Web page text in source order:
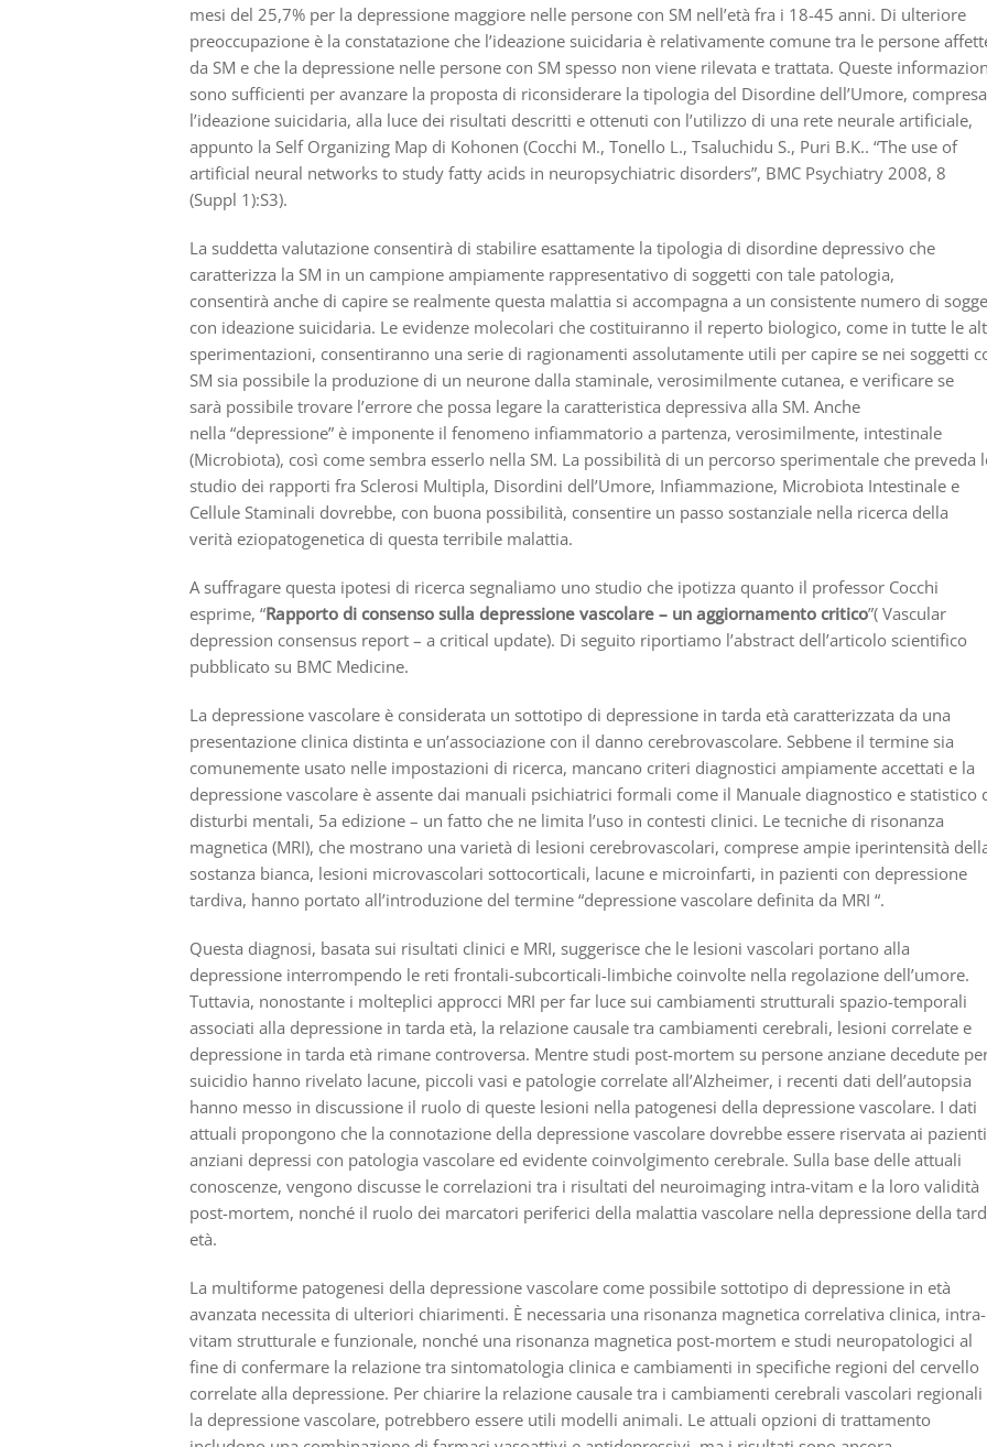
mesi del 25,7% per la depressione maggiore nelle persone con SM nell’età fra i 18-45 anni. Di ulteriore
preoccupazione è la constatazione che l’ideazione suicidaria è relativamente comune tra le persone
da SM e che la depressione nelle persone con SM spesso non viene rilevata e trattata. Queste
sono sufficienti per avanzare la proposta di riconsiderare la tipologia del Disordine dell’Umore, compresa
l’ideazione suicidaria, alla luce dei risultati descritti e ottenuti con l’utilizzo di una rete neurale artificiale,
appunto la Self Organizing Map di Kohonen (Cocchi M., Tonello L., Tsaluchidu S., Puri B.K.. “The use of
artificial neural networks to study fatty acids in neuropsychiatric disorders”, BMC Psychiatry 2008, 8
(Suppl 1):S3).
La suddetta valutazione consentirà di stabilire esattamente la tipologia di disordine depressivo che
caratterizza la SM in un campione ampiamente rappresentativo di soggetti con tale patologia,
consentirà anche di capire se realmente questa malattia si accompagna a un consistente numero di
con ideazione suicidaria. Le evidenze molecolari che costituiranno il reperto biologico, come in tutte le
sperimentazioni, consentiranno una serie di ragionamenti assolutamente utili per capire se nei soggetti
SM sia possibile la produzione di un neurone dalla staminale, verosimilmente cutanea, e verificare se
sarà possibile trovare l’errore che possa legare la caratteristica depressiva alla SM. Anche
nella “depressione” è imponente il fenomeno infiammatorio a partenza, verosimilmente, intestinale
(Microbiota), così come sembra esserlo nella SM. La possibilità di un percorso sperimentale che preveda
studio dei rapporti fra Sclerosi Multipla, Disordini dell’Umore, Infiammazione, Microbiota Intestinale e
Cellule Staminali dovrebbe, con buona possibilità, consentire un passo sostanziale nella ricerca della
verità eziopatogenetica di questa terribile malattia.
A suffragare questa ipotesi di ricerca segnaliamo uno studio che ipotizza quanto il professor Cocchi
esprime, “Rapporto di consenso sulla depressione vascolare – un aggiornamento critico”( Vascular
depression consensus report – a critical update). Di seguito riportiamo l’abstract dell’articolo scientifico
pubblicato su BMC Medicine.
La depressione vascolare è considerata un sottotipo di depressione in tarda età caratterizzata da una
presentazione clinica distinta e un’associazione con il danno cerebrovascolare. Sebbene il termine sia
comunemente usato nelle impostazioni di ricerca, mancano criteri diagnostici ampiamente accettati e la
depressione vascolare è assente dai manuali psichiatrici formali come il Manuale diagnostico e statistico
disturbi mentali, 5a edizione – un fatto che ne limita l’uso in contesti clinici. Le tecniche di risonanza
magnetica (MRI), che mostrano una varietà di lesioni cerebrovascolari, comprese ampie iperintensità
sostanza bianca, lesioni microvascolari sottocorticali, lacune e microinfarti, in pazienti con depressione
tardiva, hanno portato all’introduzione del termine “depressione vascolare definita da MRI “.
Questa diagnosi, basata sui risultati clinici e MRI, suggerisce che le lesioni vascolari portano alla
depressione interrompendo le reti frontali-subcorticali-limbiche coinvolte nella regolazione dell’umore.
Tuttavia, nonostante i molteplici approcci MRI per far luce sui cambiamenti strutturali spazio-temporali
associati alla depressione in tarda età, la relazione causale tra cambiamenti cerebrali, lesioni correlate e
depressione in tarda età rimane controversa. Mentre studi post-mortem su persone anziane decedute
suicidio hanno rivelato lacune, piccoli vasi e patologie correlate all’Alzheimer, i recenti dati dell’autopsia
hanno messo in discussione il ruolo di queste lesioni nella patogenesi della depressione vascolare. I dati
attuali propongono che la connotazione della depressione vascolare dovrebbe essere riservata ai pazienti
anziani depressi con patologia vascolare ed evidente coinvolgimento cerebrale. Sulla base delle attuali
conoscenze, vengono discusse le correlazioni tra i risultati del neuroimaging intra-vitam e la loro validità
post-mortem, nonché il ruolo dei marcatori periferici della malattia vascolare nella depressione della
età.
La multiforme patogenesi della depressione vascolare come possibile sottotipo di depressione in età
avanzata necessita di ulteriori chiarimenti. È necessaria una risonanza magnetica correlativa clinica, intra-
vitam strutturale e funzionale, nonché una risonanza magnetica post-mortem e studi neuropatologici al
fine di confermare la relazione tra sintomatologia clinica e cambiamenti in specifiche regioni del cervello
correlate alla depressione. Per chiarire la relazione causale tra i cambiamenti cerebrali vascolari regionali
la depressione vascolare, potrebbero essere utili modelli animali. Le attuali opzioni di trattamento